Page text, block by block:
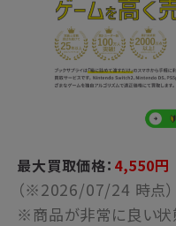
最大買取価格： 4,550円
（※2026/07/24 時点）
※商品が非常に良い状